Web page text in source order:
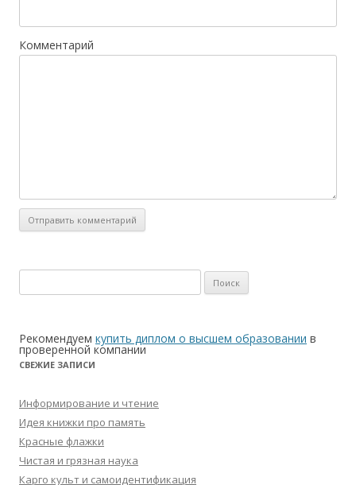
Комментарий
Рекомендуем купить диплом о высшем образовании в
проверенной компании
СВЕЖИЕ ЗАПИСИ
Информирование и чтение
Идея книжки про память
Красные флажки
Чистая и грязная наука
Карго культ и самоидентификация